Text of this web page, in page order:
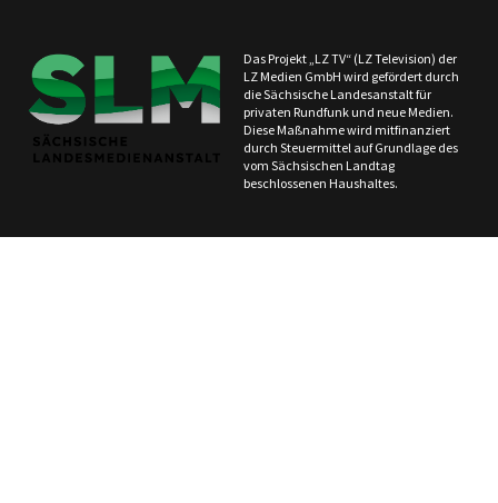
Das Projekt „LZ TV“ (LZ Television) der
LZ Medien GmbH wird gefördert durch
die Sächsische Landesanstalt für
privaten Rundfunk und neue Medien.
Diese Maßnahme wird mitfinanziert
durch Steuermittel auf Grundlage des
vom Sächsischen Landtag
beschlossenen Haushaltes.